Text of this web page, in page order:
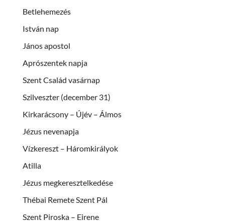
Betlehemezés
István nap
János apostol
Aprószentek napja
Szent Család vasárnap
Szilveszter (december 31)
Kirkarácsony – Újév – Álmos
Jézus nevenapja
Vízkereszt – Háromkirályok
Atilla
Jézus megkeresztelkedése
Thébai Remete Szent Pál
Szent Piroska – Eirene